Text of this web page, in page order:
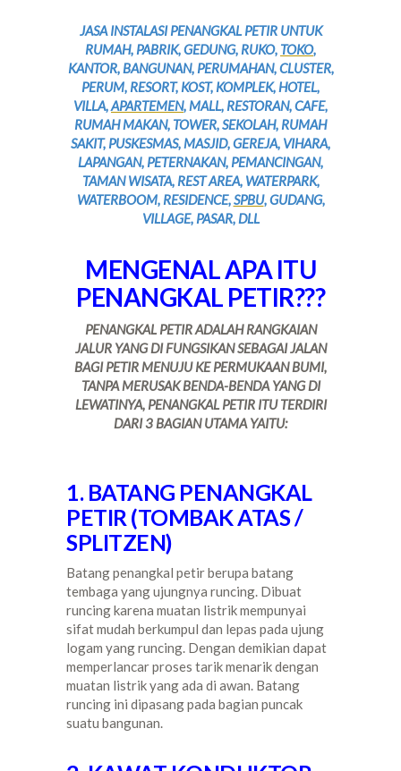
JASA INSTALASI PENANGKAL PETIR UNTUK
RUMAH, PABRIK, GEDUNG, RUKO, TOKO,
KANTOR, BANGUNAN, PERUMAHAN, CLUSTER,
PERUM, RESORT, KOST, KOMPLEK, HOTEL,
VILLA,APARTEMEN, MALL, RESTORAN, CAFE,
RUMAH MAKAN, TOWER, SEKOLAH, RUMAH
SAKIT, PUSKESMAS, MASJID, GEREJA, VIHARA,
LAPANGAN, PETERNAKAN, PEMANCINGAN,
TAMAN WISATA, REST AREA, WATERPARK,
WATERBOOM, RESIDENCE,SPBU, GUDANG,
VILLAGE, PASAR, DLL
MENGENAL APA ITU
PENANGKAL PETIR???
PENANGKAL PETIR ADALAH RANGKAIAN
JALUR YANG DI FUNGSIKAN SEBAGAI JALAN
BAGI PETIR MENUJU KE PERMUKAAN BUMI,
TANPA MERUSAK BENDA-BENDA YANG DI
LEWATINYA, PENANGKAL PETIR ITU TERDIRI
DARI 3 BAGIAN UTAMA YAITU:
1. BATANG PENANGKAL
PETIR (TOMBAK ATAS /
SPLITZEN)
Batang penangkal petir berupa batang
tembaga yang ujungnya runcing. Dibuat
runcing karena muatan listrik mempunyai
sifat mudah berkumpul dan lepas pada ujung
logam yang runcing. Dengan demikian dapat
memperlancar proses tarik menarik dengan
muatan listrik yang ada di awan. Batang
runcing ini dipasang pada bagian puncak
suatu bangunan.